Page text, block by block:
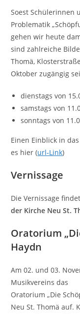
Soest Schülerinnen
Problematik
gehen wir heute
sind zahlreiche
Thomä,
Oktober zugängig
dienstags von
samstags von
sonntags von
Einen Einblick in
es hier (url-Link)
Vernissage
Die Vernissage
der Kirche Neu St.
Oratorium
Haydn
Am 02. und 03.
Musikvereins das
Oratorium „Die
Neu St. Thomä auf.